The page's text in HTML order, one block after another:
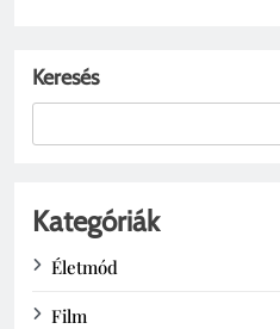
Keresés
Kategóriák
Életmód
Film